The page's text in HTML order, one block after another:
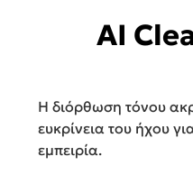
AI
Η διόρθωση τόνου
ευκρίνεια του ήχου
εμπειρία.